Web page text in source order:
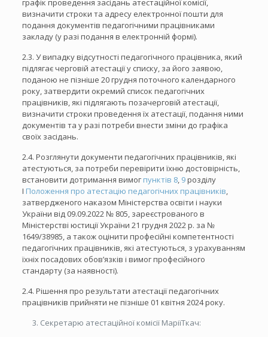
графік проведення засідань атестаційної комісії,
визначити строки та адресу електронної пошти для
подання документів педагогічними працівниками
закладу (у разі подання в електронній формі).
2.3. У випадку відсутності педагогічного працівника, який
підлягає черговій атестації у списку, за його заявою,
поданою не пізніше 20 грудня поточного календарного
року, затвердити окремий список педагогічних
працівників, які підлягають позачерговій атестації,
визначити строки проведення їх атестації, подання ними
документів та у разі потреби внести зміни до графіка
своїх засідань.
2.4. Розглянути документи педагогічних працівників, які
атестуються, за потреби перевірити їхню достовірність,
встановити дотримання вимог пунктів 8, 9розділу
I Положення про атестацію педагогічних працівників,
затвердженого наказом Міністерства освіти і науки
України від 09.09.2022 № 805, зареєстрованого в
Міністерстві юстиції України 21 грудня 2022 р. за №
1649/38985, а також оцінити професійні компетентності
педагогічних працівників, які атестуються, з урахуванням
їхніх посадових обов’язків і вимог професійного
стандарту (за наявності).
2.4. Рішення про результати атестації педагогічних
працівників прийняти не пізніше 01 квітня 2024 року.
Секретарю атестаційної комісії МаріїТкач: